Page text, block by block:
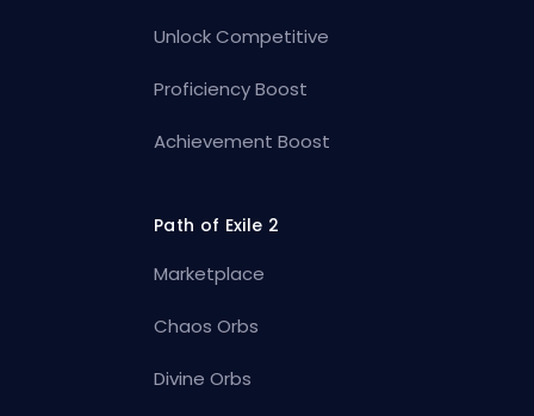
Unlock Competitive
Proficiency Boost
Achievement Boost
Path of Exile 2
Marketplace
Chaos Orbs
Divine Orbs